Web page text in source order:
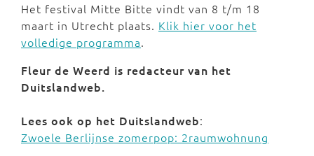
Het festival Mitte Bitte vindt van 8 t/m 18
maart in Utrecht plaats. Klik hier voor het
volledige programma.
Fleur de Weerd is redacteur van het
Duitslandweb.
Lees ook op het Duitslandweb:
Zwoele Berlijnse zomerpop: 2raumwohnung